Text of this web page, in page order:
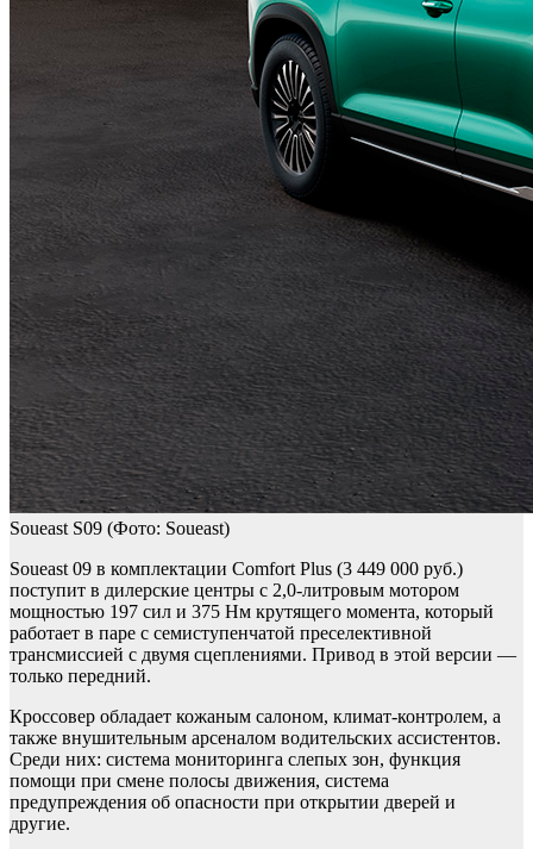
Soueast S09 (Фото: Soueast)
Soueast 09 в комплектации Comfort Plus (3 449 000 руб.)
поступит в дилерские центры с 2,0-литровым мотором
мощностью 197 сил и 375 Нм крутящего момента, который
работает в паре с семиступенчатой преселективной
трансмиссией с двумя сцеплениями. Привод в этой версии —
только передний.
Кроссовер обладает кожаным салоном, климат-контролем, а
также внушительным арсеналом водительских ассистентов.
Среди них: система мониторинга слепых зон, функция
помощи при смене полосы движения, система
предупреждения об опасности при открытии дверей и
другие.